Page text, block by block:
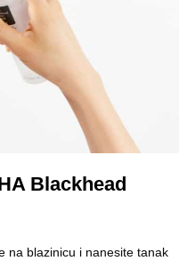
Blackhead
na blazinicu i nanesite tanak